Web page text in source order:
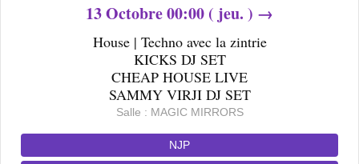
13Octobre 00:00 ( jeu. ) →
House | Techno avec la zintrie
KICKS DJ SET
CHEAP HOUSE LIVE
SAMMY VIRJI DJ SET
Salle : MAGIC MIRRORS
NJP